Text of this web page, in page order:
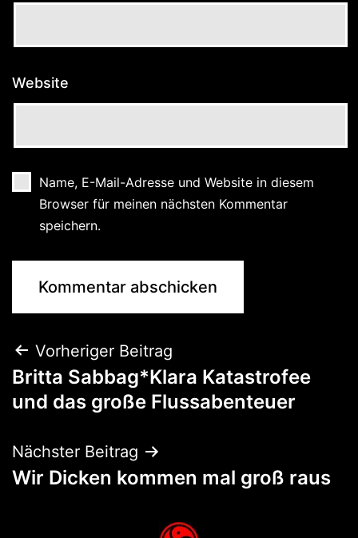
Website
Name, E-Mail-Adresse und Website in diesem
Browser für meinen nächsten Kommentar
speichern.
Vorheriger Beitrag
Britta Sabbag*Klara Katastrofee
und das große Flussabenteuer
Nächster Beitrag
Wir Dicken kommen mal groß raus